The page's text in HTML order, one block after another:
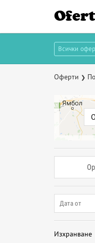
Всички
Оферти ❯
Изхранване